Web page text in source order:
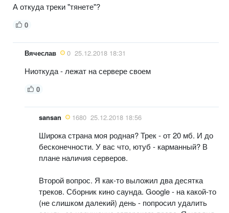
А откуда треки "тянете"?
0
Вячеслав 0 25.12.2018 18:31
Ниоткуда - лежат на сервере своем
0
sansan 1680 25.12.2018 18:56
Широка страна моя родная? Трек - от 20 мб. И до
бесконечности. У вас что, ютуб - карманный? В
плане наличия серверов.
Второй вопрос. Я как-то выложил два десятка
треков. Сборник кино саунда. Google - на какой-то
(не слишком далекий) день - попросил удалить